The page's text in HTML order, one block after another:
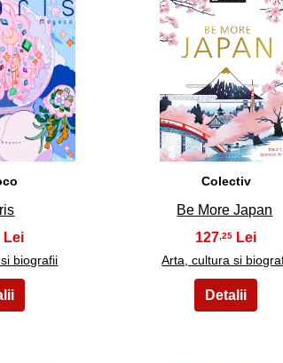
biografii
18
Colectiv
Be More Japan
127,25
Arta, cultura si